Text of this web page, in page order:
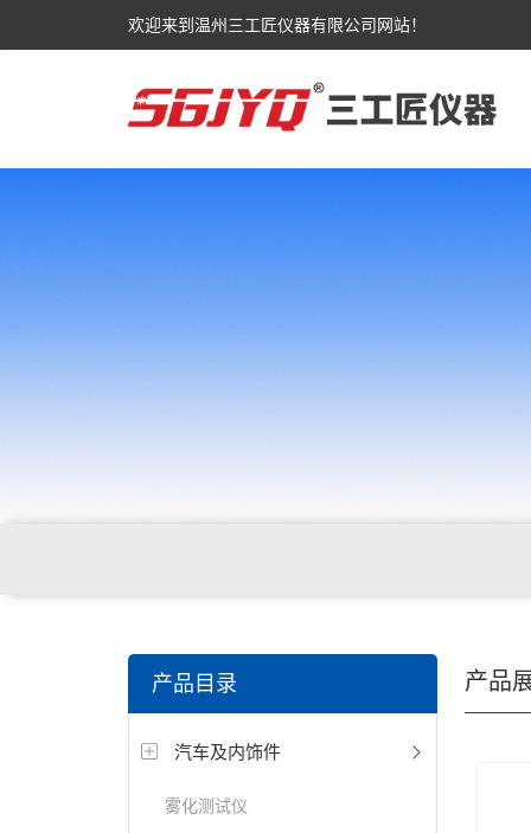
欢迎来到温州三工匠仪器有限公司网站！
电缆，包装材料，箱包等行业
产品目录
汽车及内饰件
雾化测试仪
产品